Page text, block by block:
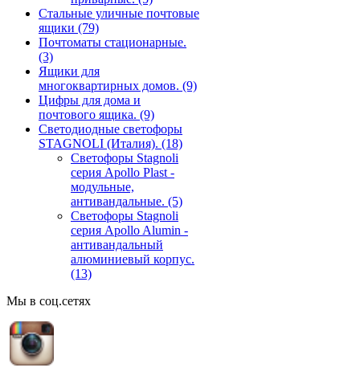
Стальные уличные почтовые
ящики (79)
Почтоматы стационарные.
(3)
Ящики для
многоквартирных домов. (9)
Цифры для дома и
почтового ящика. (9)
Светодиодные светофоры
STAGNOLI (Италия). (18)
Светофоры Stagnoli
серия Apollo Plast -
модульные,
антивандальные. (5)
Светофоры Stagnoli
серия Apollo Alumin -
антивандальный
алюминиевый корпус.
(13)
Мы в соц.сетях